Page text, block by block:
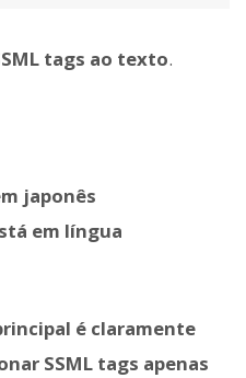
tags ao texto.
japonês
em língua
é claramente
SSML tags apenas